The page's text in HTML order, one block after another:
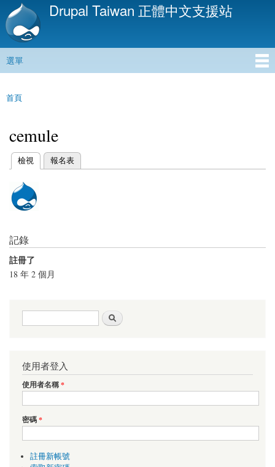
移
內
Drupal Taiwan 正體中文支援站
主選單
選單
您在這裡
首頁
cemule
主要索引標籤
檢視
(作用中頁籤) 報名表
記錄
註冊了
18 年 2 個月
搜尋表單
使用者登入
使用者名稱*
密碼*
註冊新帳號